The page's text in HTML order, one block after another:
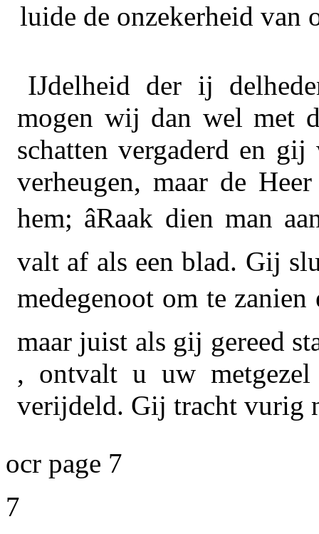
luide de onzekerheid van
IJdelheid der ij
mogen wij dan wel met
schatten vergaderd en
verheugen, maar de
hem; âRaak dien man
valt af als een blad. Gij
medegenoot om te zanien
maar juist als gij gereed
, ontvalt u uw
verijdeld. Gij tracht vurig
ocr page 7
7